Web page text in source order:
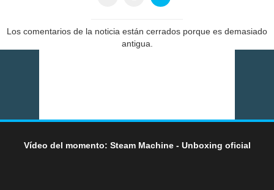
Los comentarios de la noticia están cerrados porque es demasiado
antigua.
Vídeo del momento: Steam Machine - Unboxing oficial